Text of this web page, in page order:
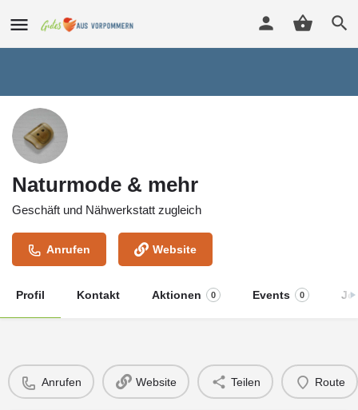
Naturmode & mehr
Geschäft und Nähwerkstatt zugleich
Anrufen Website
Profil Kontakt Aktionen 0 Events 0
Anrufen Website Teilen Route